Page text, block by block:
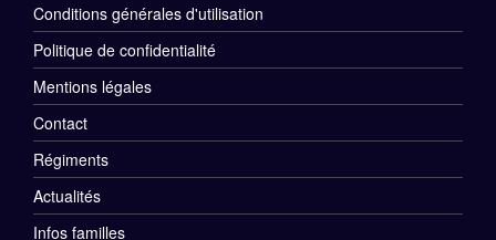
Menu
Rubriques
Pied
de
page
Conditions générales d'utilisation
Politique de confidentialité
Mentions légales
Contact
Menu
Divers
Régiments
Actualités
Infos familles